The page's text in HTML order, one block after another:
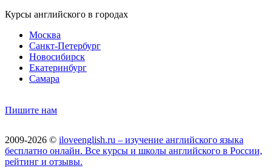
Курсы английского в городах
Москва
Санкт-Петербург
Новосибирск
Екатеринбург
Самара
Пишите нам
2009-2026 © iloveenglish.ru – изучение английского языка
бесплатно онлайн. Все курсы и школы английского в России,
рейтинг и отзывы.